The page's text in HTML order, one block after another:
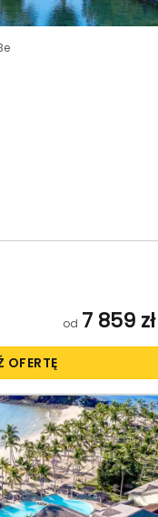
od 7 859 zł
OFERTĘ